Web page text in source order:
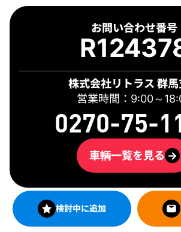
お問い合わせ番号
株式会社リトラス 群
営業時間：9:00～
0270-75-
車輌一覧を見る →
検討中に追加